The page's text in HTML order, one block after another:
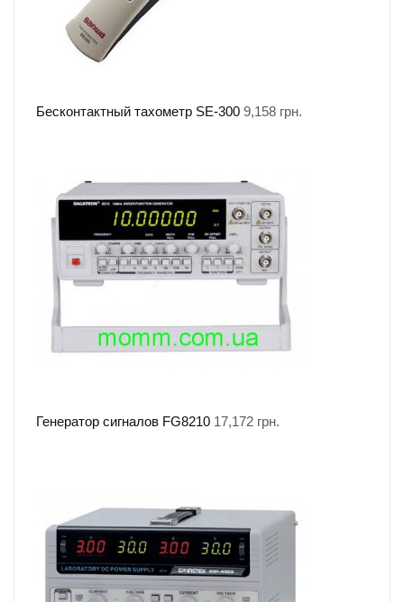
Бесконтактный тахометр SE-300 9,158 грн.
Генератор сигналов FG8210 17,172 грн.